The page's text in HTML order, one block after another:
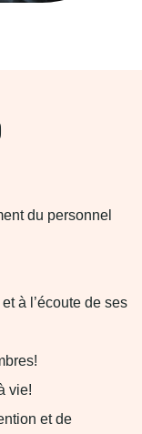
du personnel
à l’écoute de ses
vie!
et de